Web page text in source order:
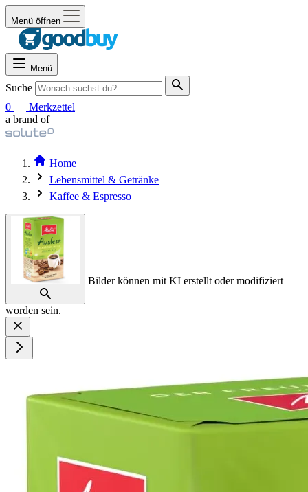
Menü öffnen
Menü
Suche
0
Merkzettel
a brand of
Home
Lebensmittel & Getränke
Kaffee & Espresso
Bilder können mit KI erstellt oder modifiziert
worden sein.